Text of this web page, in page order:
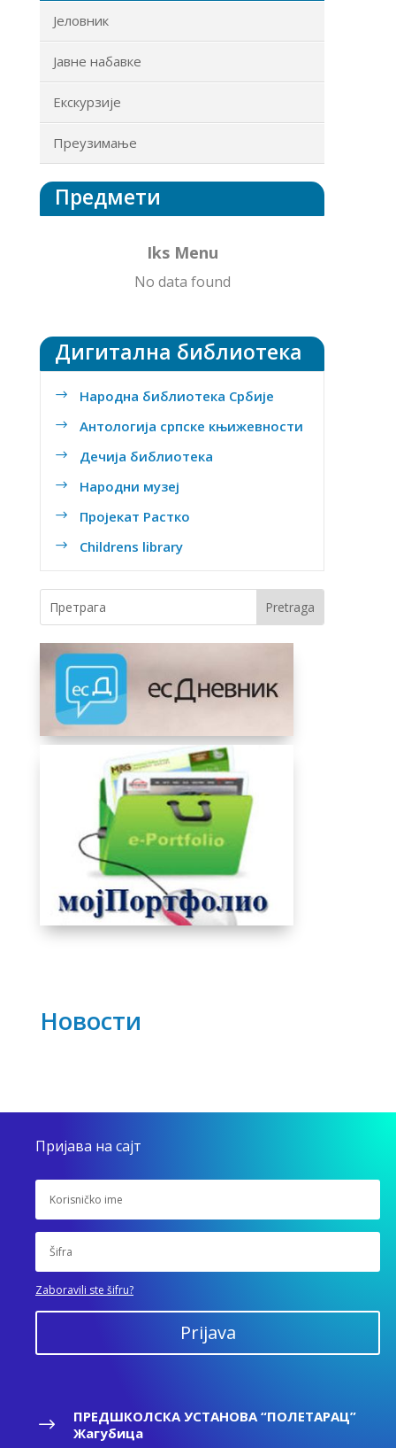
Јеловник
Јавне набавке
Екскурзије
Преузимање
Предмети
Iks Menu
No data found
Дигитална библиотека
$ Народна библиотека Србије
$ Антологија српске књижевности
$ Дечија библиотека
$ Народни музеј
$ Пројекат Растко
$ Childrens library
Новости
Пријава на сајт
Zaboravili ste šifru?
Prijava
$
ПРЕДШКОЛСКА УСТАНОВА “ПОЛЕТАРАЦ”
Жагубица